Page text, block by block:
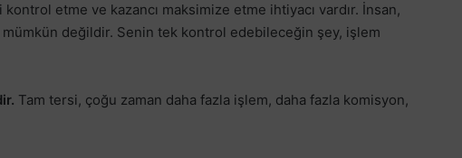
kontrol etme ve kazancı maksimize etme ihtiyacı vardır. İnsan,
değildir. Senin tek kontrol edebileceğin şey, işlem
Tam tersi, çoğu zaman daha fazla işlem, daha fazla komisyon,